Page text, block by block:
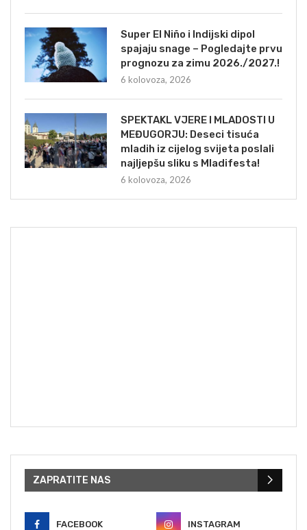
Super El Niño i Indijski dipol
spajaju snage – Pogledajte prvu
prognozu za zimu 2026./2027.!
6 kolovoza, 2026
SPEKTAKL VJERE I MLADOSTI U
MEĐUGORJU: Deseci tisuća
mladih iz cijelog svijeta poslali
najljepšu sliku s Mladifesta!
6 kolovoza, 2026
ZAPRATITE NAS
FACEBOOK INSTAGRAM